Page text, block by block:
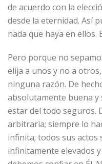
de acuerdo con la
desde la eternidad. Así
nada que haya en ellos.
Pero porque no
elija a unos y no a
ninguna razón. De
absolutamente buena y
estar del todo seguros.
arbitraria; siempre lo
infinita; todos sus actos
infinitamente elevados